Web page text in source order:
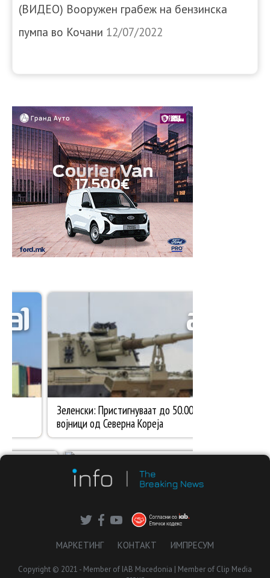
(ВИДЕО) Вооружен грабеж на бензинска
пумпа во Кочани 12/07/2022
МАРКЕТИНГ КОНТАКТ ИМПРЕСУМ
Copyright © 2021 - Member of IAB Macedonia | Member of Clip Media